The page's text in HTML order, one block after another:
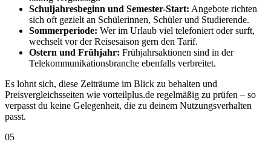
Schuljahresbeginn und Semester-Start: Angebote richten
sich oft gezielt an Schülerinnen, Schüler und Studierende.
Sommerperiode: Wer im Urlaub viel telefoniert oder surft,
wechselt vor der Reisesaison gern den Tarif.
Ostern und Frühjahr: Frühjahrsaktionen sind in der
Telekommunikationsbranche ebenfalls verbreitet.
Es lohnt sich, diese Zeiträume im Blick zu behalten und
Preisvergleichsseiten wie vorteilplus.de regelmäßig zu prüfen – so
verpasst du keine Gelegenheit, die zu deinem Nutzungsverhalten
passt.
05